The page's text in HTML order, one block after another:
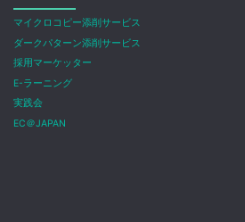
マイクロコピー添削サービス
ダークパターン添削サービス
採用マーケッター
E-ラーニング
実践会
EC＠JAPAN